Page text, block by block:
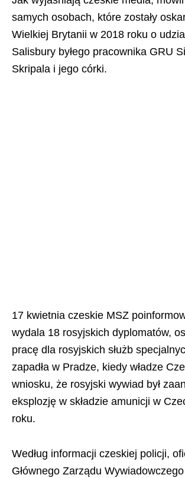
samych osobach, które zostały
Wielkiej Brytanii w 2018 roku o
Salisbury byłego pracownika GRU
Skripala i jego córki.
17 kwietnia czeskie MSZ
wydala 18 rosyjskich dyplomatów,
pracę dla rosyjskich służb
zapadła w Pradze, kiedy władze
wniosku, że rosyjski wywiad był
eksplozję w składzie amunicji w
roku.
Według informacji czeskiej policji,
Głównego Zarządu